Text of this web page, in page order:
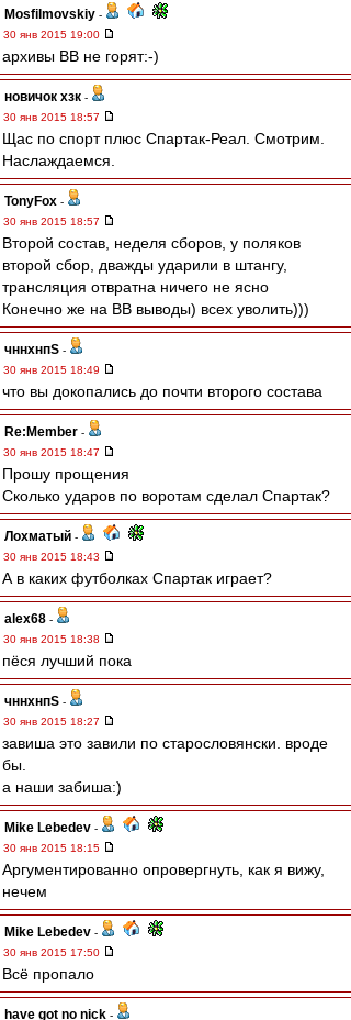
Mosfilmovskiy -
30 янв 2015 19:00
архивы ВВ не горят:-)
новичок хзк -
30 янв 2015 18:57
Щас по спорт плюс Спартак-Реал. Смотрим.
Наслаждаемся.
TonyFox -
30 янв 2015 18:57
Второй состав, неделя сборов, у поляков
второй сбор, дважды ударили в штангу,
трансляция отвратна ничего не ясно
Конечно же на ВВ выводы) всех уволить)))
чннхнпS -
30 янв 2015 18:49
что вы докопались до почти второго состава
Re:Member -
30 янв 2015 18:47
Прошу прощения
Сколько ударов по воротам сделал Спартак?
Лохматый -
30 янв 2015 18:43
А в каких футболках Спартак играет?
alex68 -
30 янв 2015 18:38
пёся лучший пока
чннхнпS -
30 янв 2015 18:27
завиша это завили по старословянски. вроде
бы.
а наши забиша:)
Mike Lebedev -
30 янв 2015 18:15
Аргументированно опровергнуть, как я вижу,
нечем
Mike Lebedev -
30 янв 2015 17:50
Всё пропало
have got no nick -